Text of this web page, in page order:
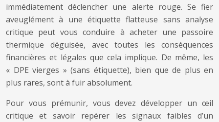
immédiatement déclencher une alerte rouge. Se fier
aveuglément à une étiquette flatteuse sans analyse
critique peut vous conduire à acheter une passoire
thermique déguisée, avec toutes les conséquences
financières et légales que cela implique. De même, les
« DPE vierges » (sans étiquette), bien que de plus en
plus rares, sont à fuir absolument.
Pour vous prémunir, vous devez développer un œil
critique et savoir repérer les signaux faibles d’un